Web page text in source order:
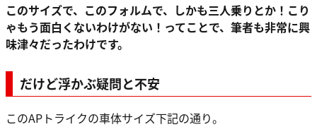
このサイズで、このフォルムで、しかも三人乗りとか！こり
ゃもう面白くないわけがない！ってことで、筆者も非常に興
味津々だったわけです。
だけど浮かぶ疑問と不安
このAPトライクの車体サイズ下記の通り。